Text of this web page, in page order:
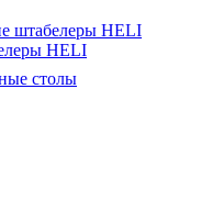
штабелеры HELI
HELI
столы